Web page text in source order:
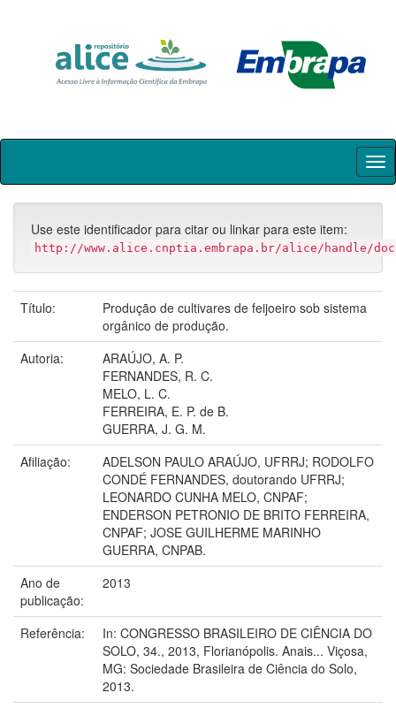
Skip
Use este identificador para citar ou linkar para este item:
http://www.alice.cnptia.embrapa.br/alice/handle/
Título:
Produção de cultivares de feijoeiro sob sistema
orgânico de produção.
Autoria:
ARAÚJO, A. P.
FERNANDES, R. C.
MELO, L. C.
FERREIRA, E. P. de B.
GUERRA, J. G. M.
Afiliação:
ADELSON PAULO ARAÚJO, UFRRJ; RODOLFO
CONDÉ FERNANDES, doutorando UFRRJ;
LEONARDO CUNHA MELO, CNPAF;
ENDERSON PETRONIO DE BRITO FERREIRA,
CNPAF; JOSE GUILHERME MARINHO
GUERRA, CNPAB.
Ano de
publicação:
2013
Referência:
In: CONGRESSO BRASILEIRO DE CIÊNCIA DO
SOLO, 34., 2013, Florianópolis. Anais... Viçosa,
MG: Sociedade Brasileira de Ciência do Solo,
2013.